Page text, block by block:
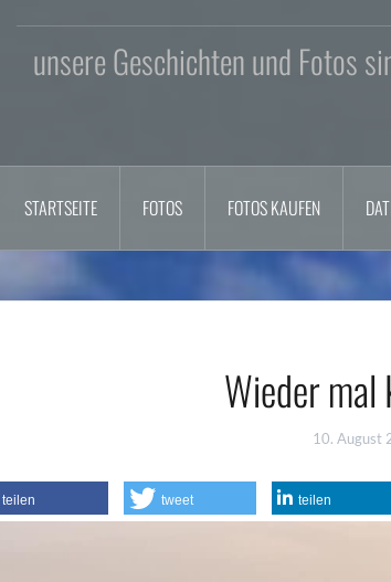
unsere Geschichten und Fotos
STARTSEITE FOTOS FOTOS KAUFEN
Wieder
10. August
teilen tweet teilen